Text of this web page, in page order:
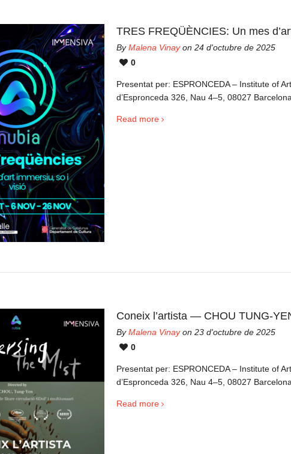
TRES FREQÜÈNCIES: Un mes
ByMalena Vinayon 24 d'octubre de 2025
0
Presentat per: ESPRONCEDA – Institute of
d’Espronceda 326, Nau 4–5, 08027
Read more
Coneix l’artista — CHOU TUNG-
ByMalena Vinayon 23 d'octubre de 2025
0
Presentat per: ESPRONCEDA – Institute of
d’Espronceda 326, Nau 4–5, 08027
Read more